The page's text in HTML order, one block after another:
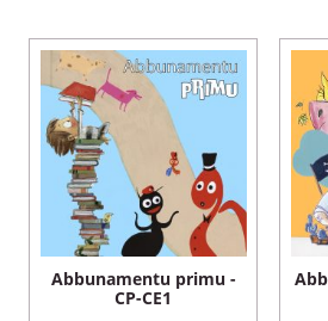
Abbunamentu primu -
CP-CE1